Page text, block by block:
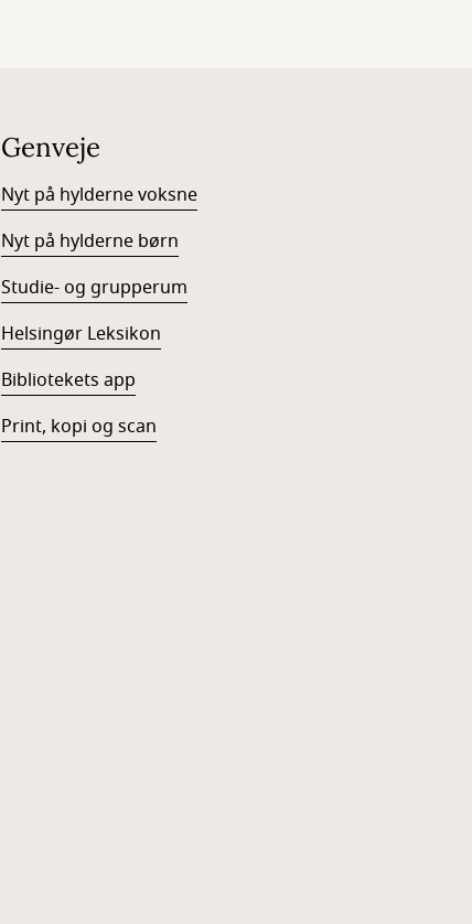
Genveje
Nyt på hylderne voksne
Nyt på hylderne børn
Studie- og grupperum
Helsingør Leksikon
Bibliotekets app
Print, kopi og scan